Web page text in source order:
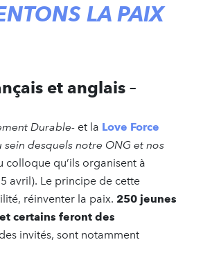
LA PAIX
et anglais –
Durable- et la Love Force
sein desquels notre ONG et nos
colloque qu’ils organisent à
avril). Le principe de cette
réinventer la paix. 250 jeunes
certains feront des
invités, sont notamment